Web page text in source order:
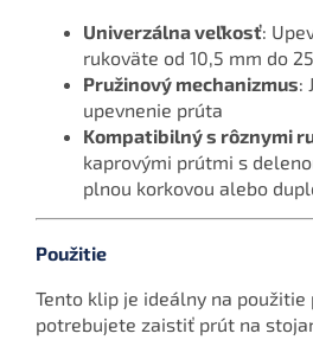
Univerzálna veľkosť:
rukoväte od 10,5 mm do
Pružinový mechanizmus:
upevnenie prúta
Kompatibilný s rôznymi
kaprovými prútmi s
plnou korkovou alebo
Použitie
Tento klip je ideálny na použitie
potrebujete zaistiť prút na